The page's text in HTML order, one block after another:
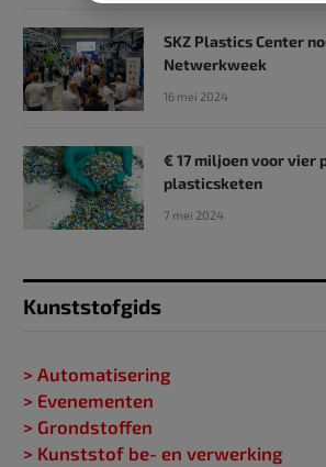
SKZ Plastics Center
Netwerkweek
16 mei 2024
€ 17 miljoen voor vier
plasticsketen
7 mei 2024
Kunststofgids
> Automatisering
> Evenementen
> Grondstoffen
> Kunststof be- en verwerking